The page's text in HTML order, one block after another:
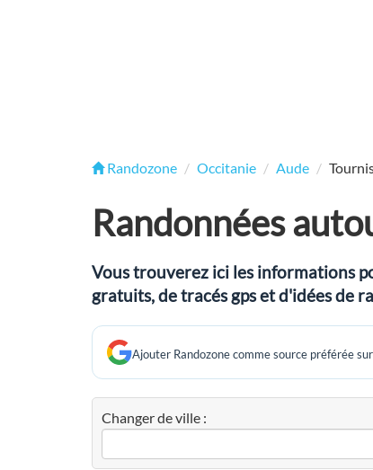
Randozone Occitanie Aude
Randonnées
Vous trouverez ici les informations
gratuits, de tracés gps et d'idées de
Ajouter Randozone comme source préférée
Changer de ville :